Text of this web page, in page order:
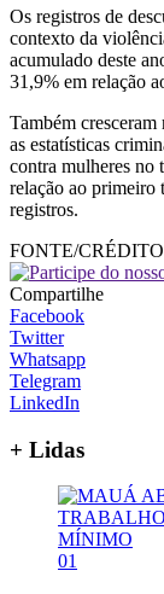
Os registros de
contexto da
acumulado deste
31,9% em relação
Também cresceram
as estatísticas
contra mulheres no
relação ao primeiro
registros.
FONTE/
Compartilhe
Facebook
Twitter
Whatsapp
Telegram
LinkedIn
+ Lidas
01